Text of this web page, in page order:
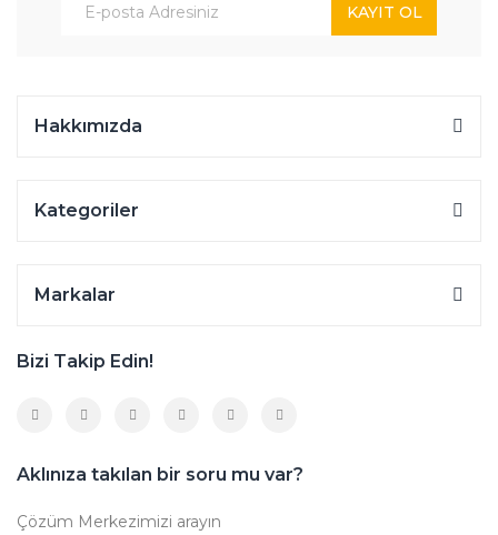
KAYIT OL
Hakkımızda
Kategoriler
Markalar
Bizi Takip Edin!
Aklınıza takılan bir soru mu var?
Çözüm Merkezimizi arayın